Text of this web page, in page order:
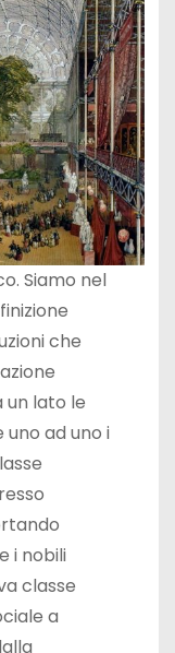
Siamo nel
che
un lato le
ad uno i
i nobili
classe
a